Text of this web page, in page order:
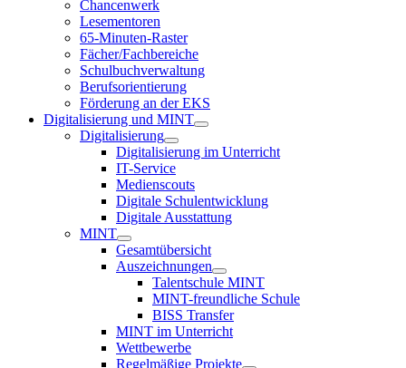
Chancenwerk
Lesementoren
65-Minuten-Raster
Fächer/Fachbereiche
Schulbuchverwaltung
Berufsorientierung
Förderung an der EKS
Digitalisierung und MINT
Digitalisierung
Digitalisierung im Unterricht
IT-Service
Medienscouts
Digitale Schulentwicklung
Digitale Ausstattung
MINT
Gesamtübersicht
Auszeichnungen
Talentschule MINT
MINT-freundliche Schule
BISS Transfer
MINT im Unterricht
Wettbewerbe
Regelmäßige Projekte